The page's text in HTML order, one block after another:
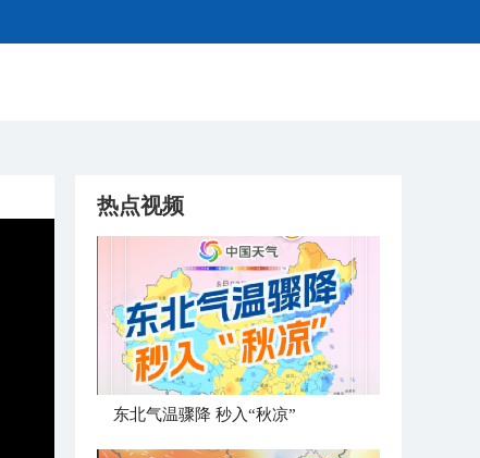
热点视频
东北气温骤降 秒入“秋凉”